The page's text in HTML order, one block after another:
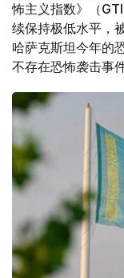
怖主义指数》（
续保持极低水平，
哈萨克斯坦今年的
不存在恐怖袭击事